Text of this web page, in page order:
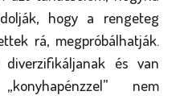
hogy a rengeteg
rá, megpróbálhatják.
diverzifikáljanak és van
nem